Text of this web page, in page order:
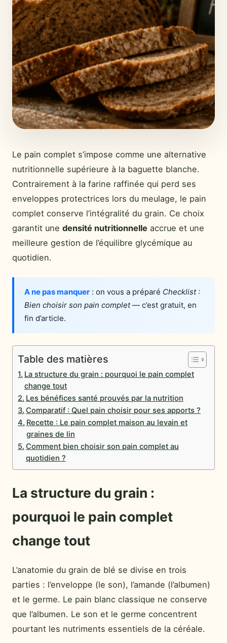
Le pain complet s’impose comme une alternative
nutritionnelle supérieure à la baguette blanche.
Contrairement à la farine raffinée qui perd ses
enveloppes protectrices lors du meulage, le pain
complet conserve l’intégralité du grain. Ce choix
garantit une densité nutritionnelle accrue et une
meilleure gestion de l’équilibre glycémique au
quotidien.
A ne pas manquer : on vous a préparé Checklist :
Bien choisir son pain complet— c’est gratuit, en
fin d’article.
Table des matières
La structure du grain : pourquoi le pain complet
change tout
Les bénéfices santé prouvés par la nutrition
Comparatif : Quel pain choisir pour ses apports ?
Recette : Le pain complet maison au levain et
graines de lin
Comment bien choisir son pain complet au
quotidien ?
La structure du grain :
pourquoi le pain complet
change tout
L’anatomie du grain de blé se divise en trois
parties : l’enveloppe (le son), l’amande (l’albumen)
et le germe. Le pain blanc classique ne conserve
que l’albumen. Le son et le germe concentrent
pourtant les nutriments essentiels de la céréale.